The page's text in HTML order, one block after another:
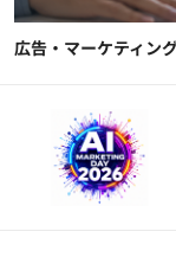
広告・マーケティン